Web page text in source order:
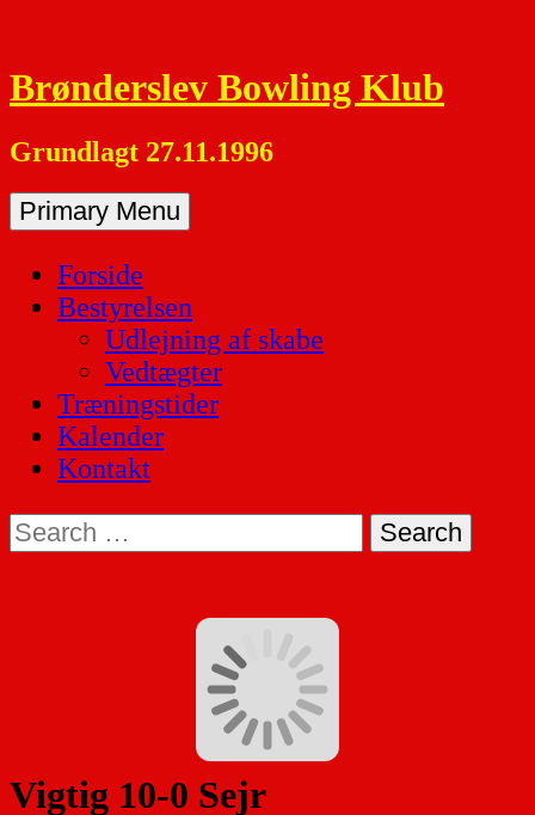
content
Brønderslev Bowling Klub
Grundlagt 27.11.1996
Primary Menu
Forside
Bestyrelsen
Udlejning af skabe
Vedtægter
Træningstider
Kalender
Kontakt
Search
for:
Vigtig 10-0 Sejr